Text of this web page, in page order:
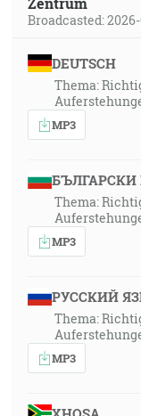
Broadcasted: 2026-
DEUTSCH
Thema:
MP3
БЪЛГАРСКИ
Thema:
MP3
РУССКИЙ
Thema:
MP3